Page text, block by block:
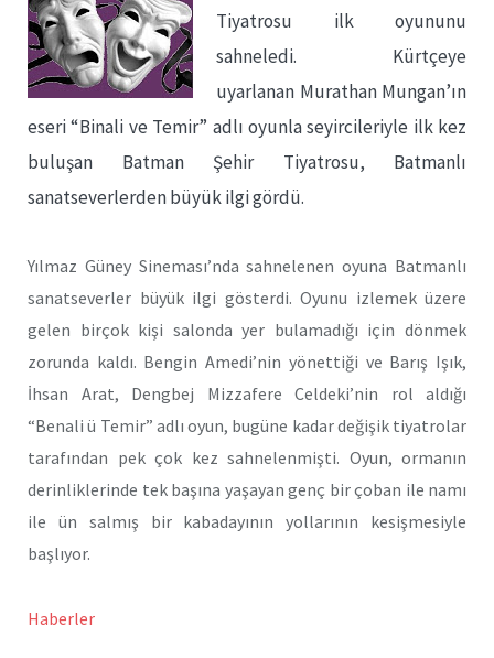
Tiyatrosu ilk oyununu
sahneledi. Kürtçeye
uyarlanan Murathan Mungan’ın
eseri “Binali ve Temir” adlı oyunla seyircileriyle ilk kez
buluşan Batman Şehir Tiyatrosu, Batmanlı
sanatseverlerden büyük ilgi gördü.
Yılmaz Güney Sineması’nda sahnelenen oyuna Batmanlı
sanatseverler büyük ilgi gösterdi. Oyunu izlemek üzere
gelen birçok kişi salonda yer bulamadığı için dönmek
zorunda kaldı. Bengin Amedi’nin yönettiği ve Barış Işık,
İhsan Arat, Dengbej Mizzafere Celdeki’nin rol aldığı
“Benali ü Temir” adlı oyun, bugüne kadar değişik tiyatrolar
tarafından pek çok kez sahnelenmişti. Oyun, ormanın
derinliklerinde tek başına yaşayan genç bir çoban ile namı
ile ün salmış bir kabadayının yollarının kesişmesiyle
başlıyor.
Haberler